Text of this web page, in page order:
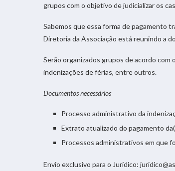
grupos com o objetivo de judicializar os
Sabemos que essa forma de pagamento
Diretoria da Associação está reunindo a
Serão organizados grupos de acordo
indenizações de férias, entre outros.
Documentos necessários
Processo administrativo da
Extrato atualizado do pagamento
Processos administrativos em que
Envio exclusivo para o Jurídico: